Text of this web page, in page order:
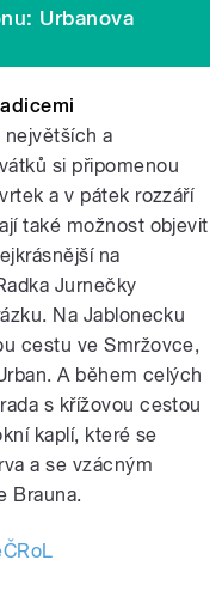
Urbanova
největších a
si připomenou
a v pátek rozzáří
také možnost objevit
na
Jurnečky
Na Jablonecku
cestu ve Smržovce,
A během celých
s křížovou cestou
kaplí, které se
a se vzácným
Brauna.